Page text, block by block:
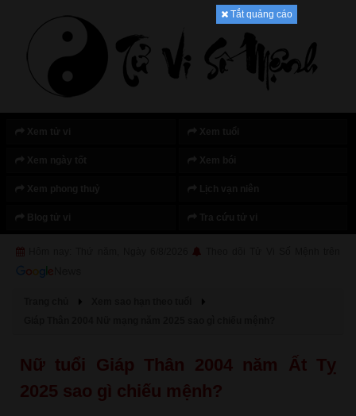
Tắt quảng cáo
Nữ tuổi Giáp Thân 2004 năm Ất Tỵ
2025 sao gì chiếu mệnh?